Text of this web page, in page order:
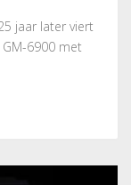
jaar later viert
6900 met